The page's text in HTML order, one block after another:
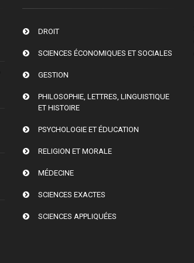
DROIT
SCIENCES ÉCONOMIQUES ET SOCIALES
GESTION
PHILOSOPHIE, LETTRES, LINGUISTIQUE
ET HISTOIRE
PSYCHOLOGIE ET ÉDUCATION
RELIGION ET MORALE
MÉDECINE
SCIENCES EXACTES
SCIENCES APPLIQUÉES